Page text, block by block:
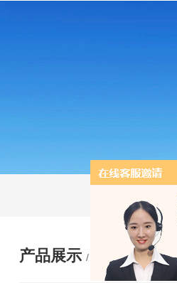
产品展示 / PRODUCTS